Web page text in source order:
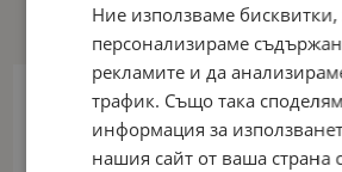
Ние използваме бисквитки,
персонализираме
рекламите и да
трафик. Също така
информация за
нашия сайт от ваша страна